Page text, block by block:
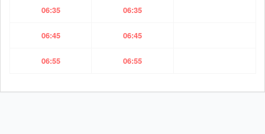
06:35 06:35
06:45 06:45
06:55 06:55